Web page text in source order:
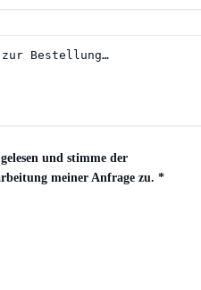
gelesen und stimme der
meiner Anfrage zu. *